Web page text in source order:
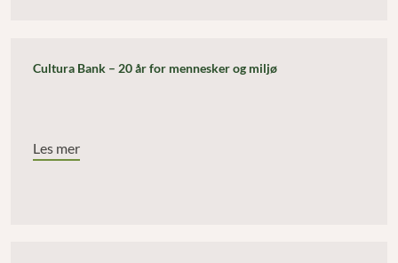
Cultura Bank – 20 år for mennesker og miljø
Les mer